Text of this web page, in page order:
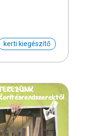
kerti kiegészítő